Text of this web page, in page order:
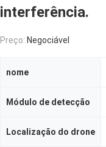
interferência.
Preço: Negociável
nome
Módulo de detecção
Localização do drone